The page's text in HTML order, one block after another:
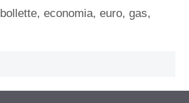
bollette,economia,euro,gas,